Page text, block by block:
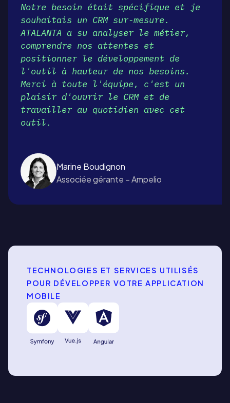
Notre besoin était spécifique et je
souhaitais un CRM sur-mesure.
ATALANTA a su analyser le métier,
comprendre nos attentes et
positionner le développement de
l'outil à hauteur de nos besoins.
Merci à toute l'équipe, c'est un
plaisir d'ouvrir le CRM et de
travailler au quotidien avec cet
outil.
Marine Boudignon
Associée gérante – Ampelio
TECHNOLOGIES ET SERVICES UTILISÉS
POUR DÉVELOPPER VOTRE APPLICATION
MOBILE